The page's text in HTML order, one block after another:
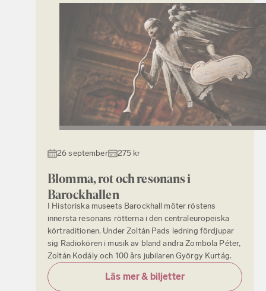
26 september 275 kr
Blomma, rot och resonans i
Barockhallen
I Historiska museets Barockhall möter röstens
innersta resonans rötterna i den centraleuropeiska
körtraditionen. Under Zoltán Pads ledning fördjupar
sig Radiokören i musik av bland andra Zombola Péter,
Zoltán Kodály och 100 års jubilaren György Kurtág.
Läs mer & biljetter